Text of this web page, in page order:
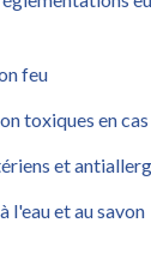
feu
toxiques en
et
l'eau et au savon